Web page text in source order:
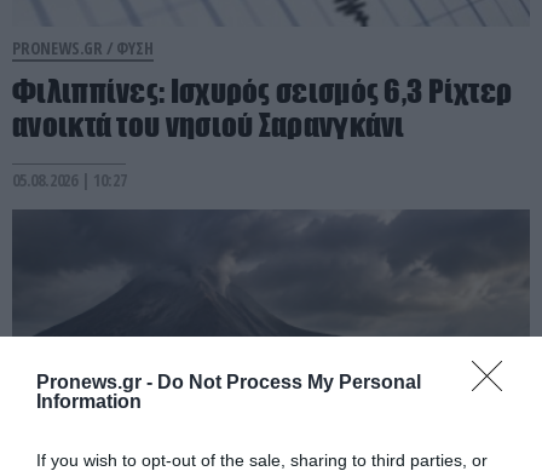
Pronews.gr - Do Not Process My Personal
Information
If you wish to opt-out of the sale, sharing to third parties, or
PRONEWS.GR / ΦΥΣΗ
Φιλιππίνες: Ισχυρός σεισμός 6,3 Ρίχτερ
ανοικτά του νησιού Σαρανγκάνι
05.08.2026 | 10:27